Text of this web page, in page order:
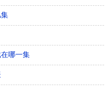
哪一集